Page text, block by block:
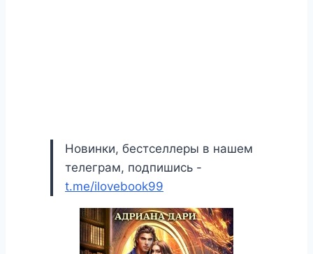
Новинки, бестселлеры в нашем
телеграм, подпишись -
t.me/ilovebook99